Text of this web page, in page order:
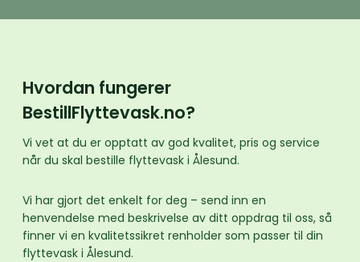
Hvordan fungerer
BestillFlyttevask.no?
Vi vet at du er opptatt av god kvalitet, pris og service
når du skal bestille flyttevask i Ålesund.
Vi har gjort det enkelt for deg – send inn en
henvendelse med beskrivelse av ditt oppdrag til oss, så
finner vi en kvalitetssikret renholder som passer til din
flyttevask i Ålesund.